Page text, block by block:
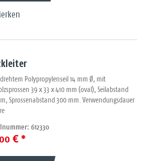
Polypropylenseil 14 mm Ø, mit
39 x 33 x 410 mm (oval), Seilabstand
Sprossenabstand 300 mm. Verwendungsdauer
612330
€ *